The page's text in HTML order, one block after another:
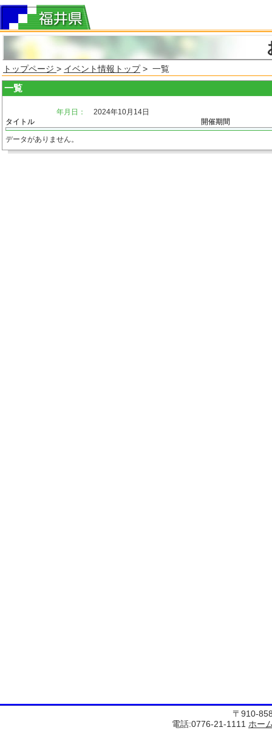
トップページ > イベント情報トップ> 一覧
一覧
年月日：
2024年10月14日
タイトル
開催期間
データがありません。
〒910-
電話:0776-21-1111 ホー